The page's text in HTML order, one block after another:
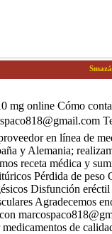
mg online Cómo
en línea de
y Alemania;
receta médica y
Pérdida de peso
Disfunción eréctil
Agradecemos
de